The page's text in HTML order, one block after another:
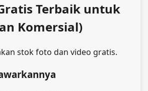
Terbaik untuk
Komersial)
stok foto dan video gratis.